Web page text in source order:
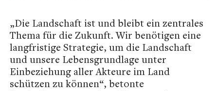
„Die Landschaft ist und bleibt ein zentrales
Thema für die Zukunft. Wir benötigen eine
langfristige Strategie, um die Landschaft
und unsere Lebensgrundlage unter
Einbeziehung aller Akteure im Land
schützen zu können“, betonte